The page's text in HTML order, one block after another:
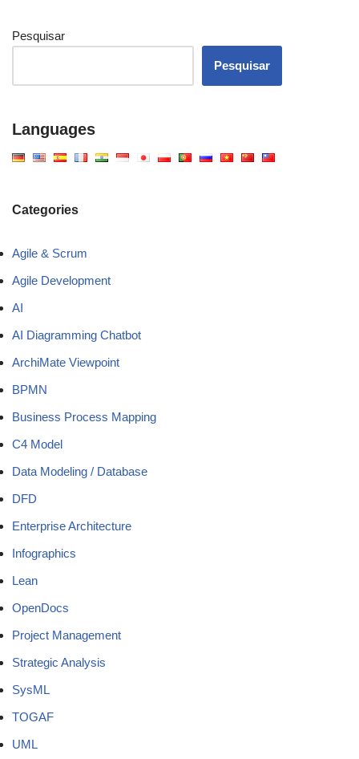
Pesquisar
Pesquisar
Languages
Categories
Agile & Scrum
Agile Development
AI
AI Diagramming Chatbot
ArchiMate Viewpoint
BPMN
Business Process Mapping
C4 Model
Data Modeling / Database
DFD
Enterprise Architecture
Infographics
Lean
OpenDocs
Project Management
Strategic Analysis
SysML
TOGAF
UML